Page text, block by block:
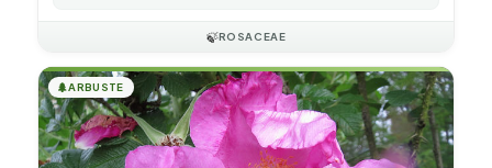
🍃ROSACEAE
🌲ARBUSTE